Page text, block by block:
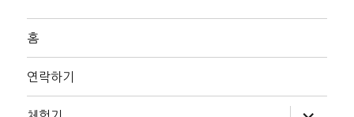
홈
연락하기